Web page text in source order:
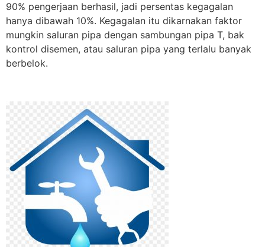
90% pengerjaan berhasil, jadi persentas kegagalan
hanya dibawah 10%. Kegagalan itu dikarnakan faktor
mungkin saluran pipa dengan sambungan pipa T, bak
kontrol disemen, atau saluran pipa yang terlalu banyak
berbelok.